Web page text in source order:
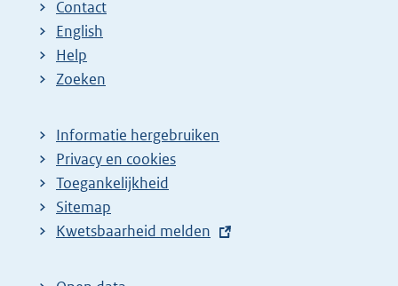
Contact
English
Help
Zoeken
Informatie hergebruiken
Privacy en cookies
Toegankelijkheid
Sitemap
E
t
Kwetsbaarheid melden